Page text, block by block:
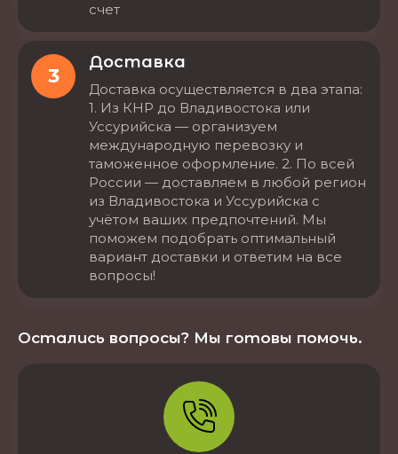
счет
3
Доставка
Доставка осуществляется в два этапа:
1. Из КНР до Владивостока или
Уссурийска — организуем
международную перевозку и
таможенное оформление. 2. По всей
России — доставляем в любой регион
из Владивостока и Уссурийска с
учётом ваших предпочтений. Мы
поможем подобрать оптимальный
вариант доставки и ответим на все
вопросы!
Остались вопросы? Мы готовы помочь.